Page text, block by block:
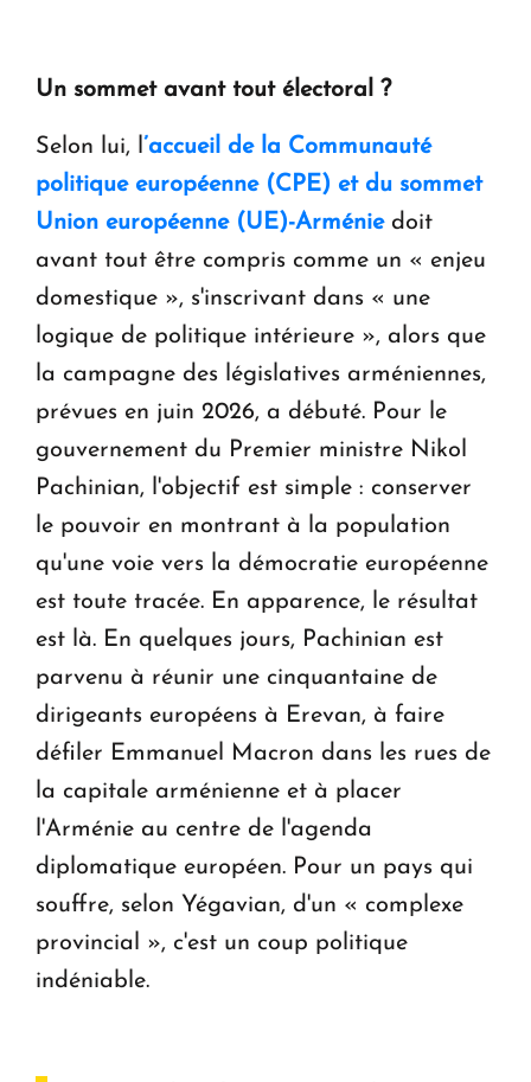
Un sommet avant tout électoral ?
Selon lui, l’accueil de la Communauté
politique européenne (CPE) et du sommet
Union européenne (UE)-Arméniedoit
avant tout être compris comme un « enjeu
domestique », s'inscrivant dans « une
logique de politique intérieure », alors que
la campagne des législatives arméniennes,
prévues en juin 2026, a débuté. Pour le
gouvernement du Premier ministre Nikol
Pachinian, l'objectif est simple : conserver
le pouvoir en montrant à la population
qu'une voie vers la démocratie européenne
est toute tracée. En apparence, le résultat
est là. En quelques jours, Pachinian est
parvenu à réunir une cinquantaine de
dirigeants européens à Erevan, à faire
défiler Emmanuel Macron dans les rues de
la capitale arménienne et à placer
l'Arménie au centre de l'agenda
diplomatique européen. Pour un pays qui
souffre, selon Yégavian, d'un « complexe
provincial », c'est un coup politique
indéniable.